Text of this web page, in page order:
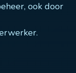
ook door